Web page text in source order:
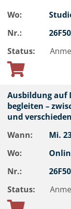
Wo:
Nr.:
Status:
Ausbildung auf
begleiten –
und
Wann:
Mi.
Wo:
Nr.:
Status: